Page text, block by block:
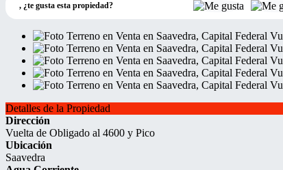
, ¿te gusta esta propiedad?
Detalles de la Propiedad
Dirección
Vuelta de Obligado al 4600 y Pico
Ubicación
Saavedra